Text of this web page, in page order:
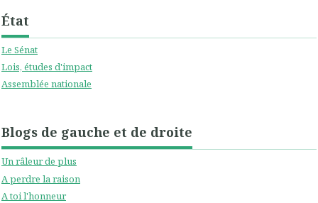
État
Le Sénat
Lois, études d'impact
Assemblée nationale
Blogs de gauche et de droite
Un râleur de plus
A perdre la raison
A toi l'honneur